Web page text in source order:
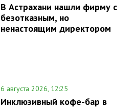
В Астрахани нашли фирму с
безотказным, но
ненастоящим директором
6 августа 2026, 12:25
Инклюзивный кофе-бар в